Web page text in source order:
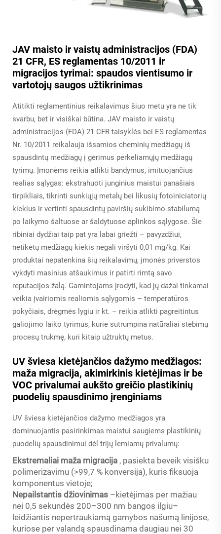
JAV maisto ir vaistų administracijos (FDA)
21 CFR, ES reglamentas 10/2011 ir
migracijos tyrimai: spaudos vientisumo ir
vartotojų saugos užtikrinimas
Atitikti reglamentinius reikalavimus šiuo metu yra ne tik
svarbu, bet ir visiškai būtina. JAV maisto ir vaistų
administracijos (FDA) 21 CFR taisyklės bei ES reglamentas
Nr. 10/2011 reikalauja išsamios cheminių medžiagų iš
spausdintų medžiagų į gėrimus perkeliamųjų medžiagų
tyrimų. Įmonėms reikia atlikti bandymus, imituojančius
realias sąlygas: ekstrahuoti junginius maistui panašiais
tirpikliais, tikrinti sunkiųjų metalų bei likusių fotoiniciatorių
kiekius ir vertinti spausdintų paviršių sukibimo stabilumą
po laikymo šaltuose ar šaldytuose aplinkos sąlygose. Šie
ribiniai dydžiai taip pat yra labai griežti – pavyzdžiui,
netikėtų medžiagų kiekis negali viršyti 0,01 mg/kg. Kai
produktai nepatenkina šių reikalavimų, įmonės priverstos
vykdyti masinius atšaukimus ir patirti rimtą savo
reputacijos žalą. Gamintojams įrodyti, kad jų dažai tinkamai
veikia įvairiomis realiomis sąlygomis – temperatūros
pokyčiais, drėgmės lygiu ir kt. – reikia atlikti pagreitintus
galiojimo laiko tyrimus, kurie sutrumpina natūraliai stebimų
procesų trukmę, kuri kitaip užtruktų metus.
UV šviesa kietėjančios dažymo medžiagos:
maža migracija, akimirkinis kietėjimas ir be
VOC privalumai aukšto greičio plastikinių
puodelių spausdinimo įrenginiams
UV šviesa kietėjančios dažymo medžiagos yra
dominuojantis pasirinkimas maistui saugiems plastikinių
puodelių spausdinimui dėl trijų lemiamų privalumų:
Ekstremaliai maža migracija , pasiekta beveik visišku
polimerizavimu (>99,7 % konversija), kuris fiksuoja
komponentus vietoje;
Nepailstantis džiovinimas –kietėjimas per mažiau
nei 0,5 sekundės 200–300 nm bangos ilgiu–
leidžiantis nepertraukiamą gamybos našumą linijose,
kuriose per valandą spausdinama daugiau nei 30